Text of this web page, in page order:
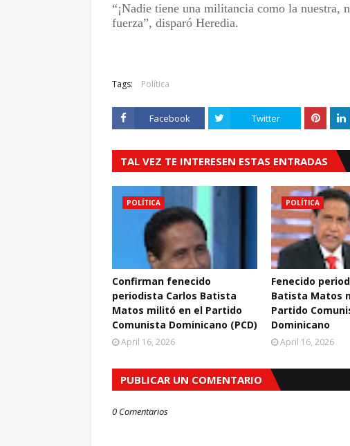
“¡Nadie tiene una militancia como la nuestra,
fuerza”, disparó Heredia.
Tags: Política
Facebook Twitter
TAL VEZ TE INTERESEN ESTAS ENTRADAS
POLÍTICA
Confirman fenecido
periodista Carlos Batista
Matos militó en el Partido
Comunista Dominicano (PCD)
April 16, 2026
POLÍTICA
Fenecido
Batista Matos
Partido
Dominicano
April 16, 2026
PUBLICAR UN COMENTARIO
0 Comentarios